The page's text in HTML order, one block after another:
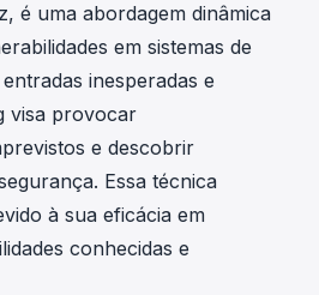
é uma abordagem dinâmica
em sistemas de
inesperadas e
visa provocar
e descobrir
Essa técnica
à sua eficácia em
conhecidas e